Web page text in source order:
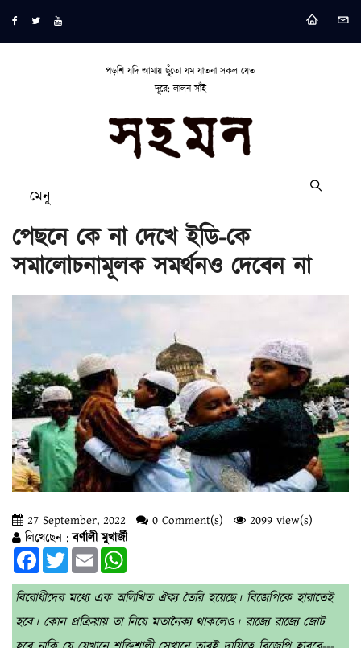
পড়শি যদি আমায় ছুঁতো যম যাতনা সকল যেত
দূরে: লালন সাঁই
মেনু
পেছনে কে না দেখে ইডি-কে
সমালোচনামূলক সমর্থনও দেবেন না
27 September, 2022 0 Comment(s)
2099 view(s)
লিখেছেন :বর্ণালী মুখার্জী
FacebookTwitterEmail
বিরোধীদের মধ্যে এক অলিখিত ঐক্য তৈরি হয়েছে। বিজেপিকে হারাতেই
হবে। কোন প্রক্রিয়ায় তা নিয়ে মতানৈক্য থাকলেও। রাজ্যে রাজ্যে জোট